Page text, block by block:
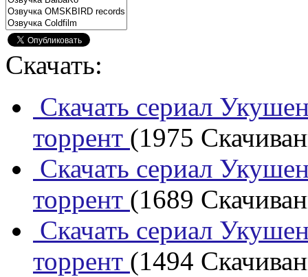
Скачать:
Скачать сериал
торрент (1975
Скачать сериал
торрент (1689
Скачать сериал
торрент (1494